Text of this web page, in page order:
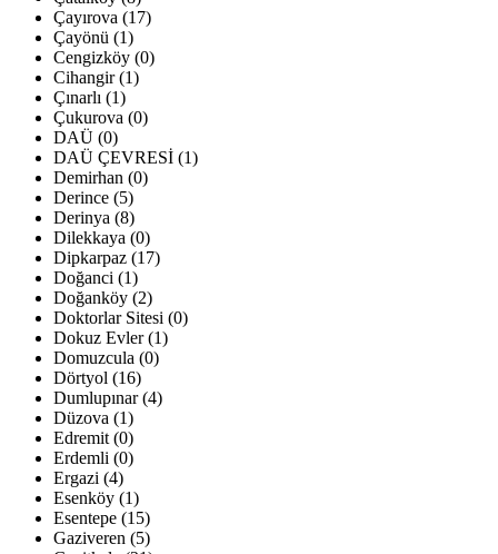
Çayırova (17)
Çayönü (1)
Cengizköy (0)
Cihangir (1)
Çınarlı (1)
Çukurova (0)
DAÜ (0)
DAÜ ÇEVRESİ (1)
Demirhan (0)
Derince (5)
Derinya (8)
Dilekkaya (0)
Dipkarpaz (17)
Doğanci (1)
Doğanköy (2)
Doktorlar Sitesi (0)
Dokuz Evler (1)
Domuzcula (0)
Dörtyol (16)
Dumlupınar (4)
Düzova (1)
Edremit (0)
Erdemli (0)
Ergazi (4)
Esenköy (1)
Esentepe (15)
Gaziveren (5)